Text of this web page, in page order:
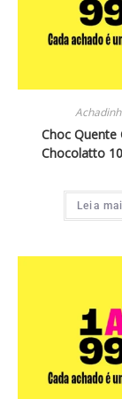
Choc Quente
Chocolatto
Leia